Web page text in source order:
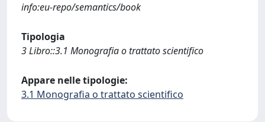
info:eu-repo/semantics/book
Tipologia
3 Libro::3.1 Monografia o trattato scientifico
Appare nelle tipologie:
3.1 Monografia o trattato scientifico